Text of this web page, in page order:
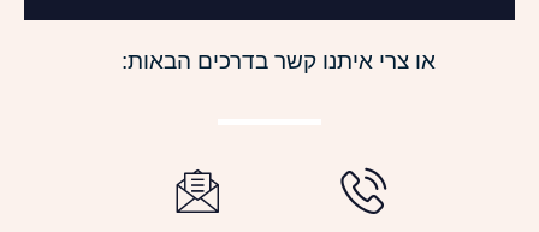
או צרי איתנו קשר בדרכים הבאות: